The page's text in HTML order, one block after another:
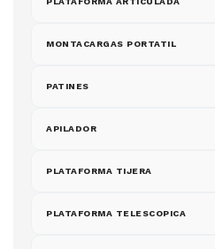
MONTACARGAS PORTATIL
PATINES
APILADOR
PLATAFORMA TIJERA
PLATAFORMA TELESCOPICA